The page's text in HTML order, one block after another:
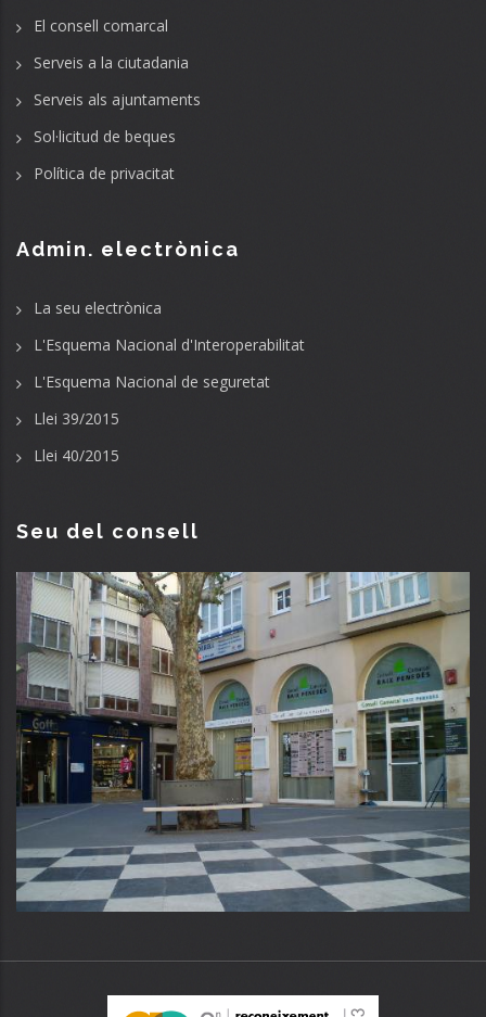
El consell comarcal
Serveis a la ciutadania
Serveis als ajuntaments
Sol·licitud de beques
Política de privacitat
Admin. electrònica
La seu electrònica
L'Esquema Nacional d'Interoperabilitat
L'Esquema Nacional de seguretat
Llei 39/2015
Llei 40/2015
Seu del consell